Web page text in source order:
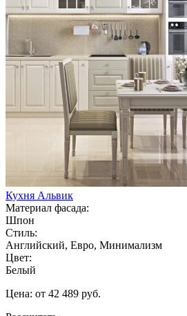
Кухня Альвик
Материал фасада:
Шпон
Стиль:
Английский, Евро, Минимализм
Цвет:
Белый
Цена: от 42 489 руб.